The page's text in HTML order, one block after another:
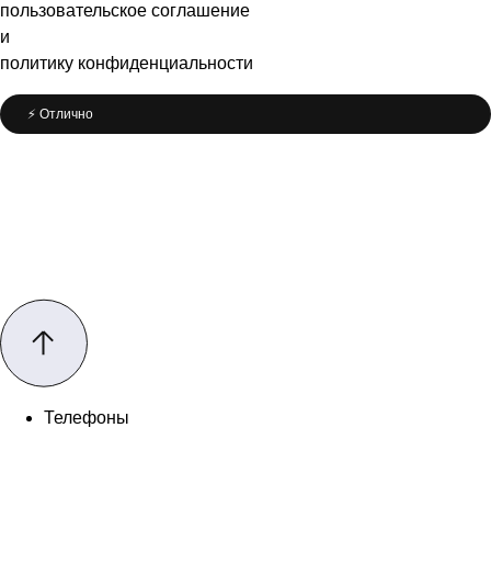
пользовательское соглашение
и
политику конфиденциальности
⚡️ Отлично
Телефоны